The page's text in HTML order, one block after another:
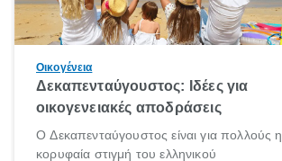
Οικογένεια
Δεκαπενταύγουστος: Ιδέες για
οικογενειακές αποδράσεις
Ο Δεκαπενταύγουστος είναι για πολλούς η
κορυφαία στιγμή του ελληνικού